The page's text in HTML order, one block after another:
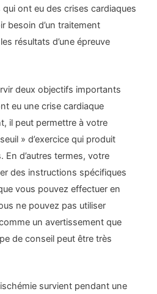
ont eu des crises cardiaques
besoin d’un traitement
résultats d’une épreuve
deux objectifs importants
eu une crise cardiaque
il peut permettre à votre
» d’exercice qui produit
En d’autres termes, votre
des instructions spécifiques
vous pouvez effectuer en
ne pouvez pas utiliser
un avertissement que
de conseil peut être très
survient pendant une